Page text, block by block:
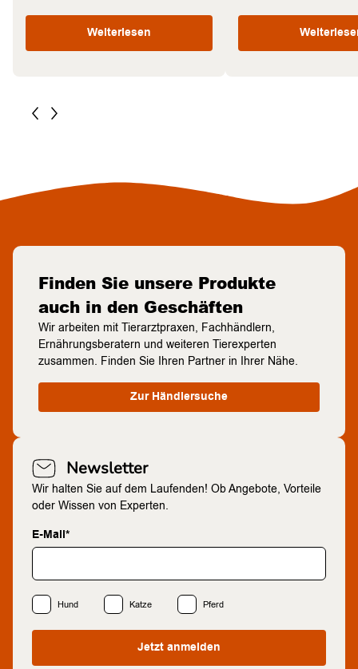
Weiterlesen
Finden Sie unsere Produkte
auch in den Geschäften
Wir arbeiten mit Tierarztpraxen, Fachhändlern,
Ernährungsberatern und weiteren Tierexperten
zusammen. Finden Sie Ihren Partner in Ihrer Nähe.
Zur Händlersuche
Newsletter
Wir halten Sie auf dem Laufenden! Ob Angebote, Vorteile
oder Wissen von Experten.
E-Mail*
Hund Katze Pferd
Jetzt anmelden